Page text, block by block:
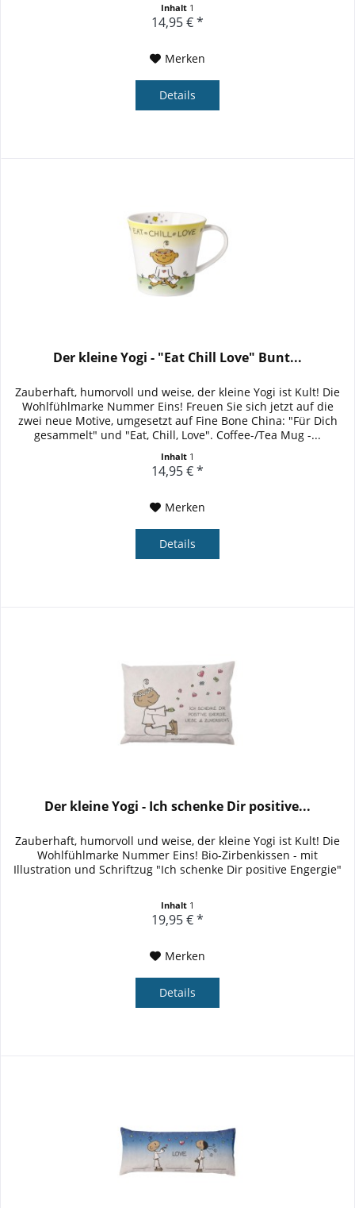
Inhalt 1
14,95 € *
Merken
Details
Der kleine Yogi - "Eat Chill Love" Bunt...
Zauberhaft, humorvoll und weise, der kleine Yogi ist Kult! Die
Wohlfühlmarke Nummer Eins! Freuen Sie sich jetzt auf die
zwei neue Motive, umgesetzt auf Fine Bone China: "Für Dich
gesammelt" und "Eat, Chill, Love". Coffee-/Tea Mug -...
Inhalt 1
14,95 € *
Merken
Details
Der kleine Yogi - Ich schenke Dir positive...
Zauberhaft, humorvoll und weise, der kleine Yogi ist Kult! Die
Wohlfühlmarke Nummer Eins! Bio-Zirbenkissen - mit
Illustration und Schriftzug "Ich schenke Dir positive Engergie"
Inhalt 1
19,95 € *
Merken
Details